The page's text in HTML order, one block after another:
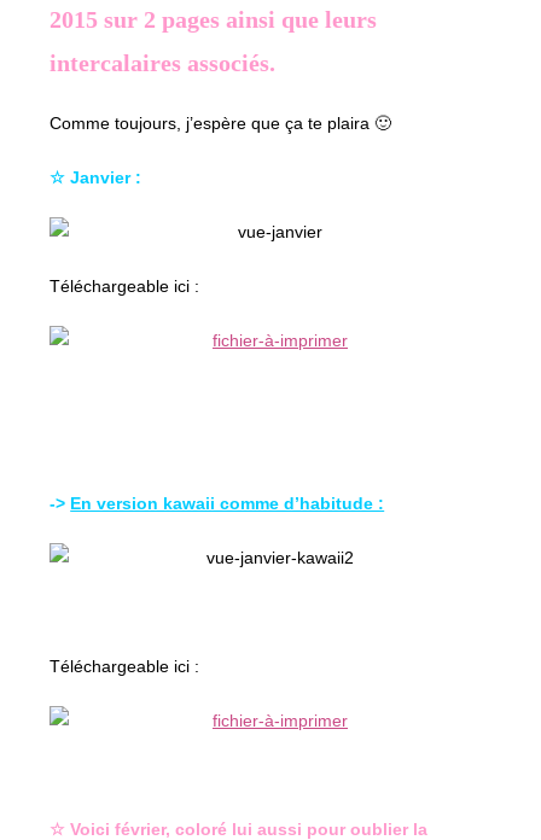
2015 sur 2 pages ainsi que leurs
intercalaires associés.
Comme toujours, j’espère que ça te plaira 🙂
☆ Janvier :
Téléchargeable ici :
-> En version kawaii comme d’habitude :
Téléchargeable ici :
☆ Voici février, coloré lui aussi pour oublier la